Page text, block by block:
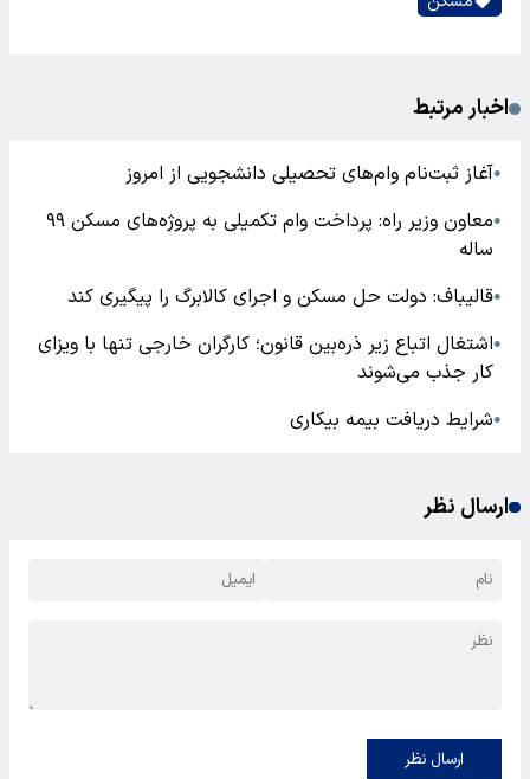
اخبار مرتبط
●آغاز ثبت‌نام وام‌های تحصیلی دانشجویی از امروز
●
معاون وزیر راه: پرداخت وام تکمیلی به پروژه‌های مسکن ۹۹
ساله
●قالیباف: دولت حل مسکن و اجرای کالابرگ را پیگیری کند
●اشتغال اتباع زیر ذره‌بین قانون؛ کارگران خارجی تنها با ویزای
کار جذب می‌شوند
●شرایط دریافت بیمه بیکاری
ارسال نظر
ارسال نظر